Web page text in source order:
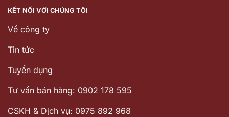
KẾT NỐI VỚI CHÚNG TÔI
Về công ty
Tin tức
Tuyển dụng
Tư vấn bán hàng: 0902 178 595
CSKH & Dịch vụ: 0975 892 968